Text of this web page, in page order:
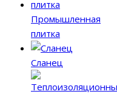
Промышленная
плитка
Сланец